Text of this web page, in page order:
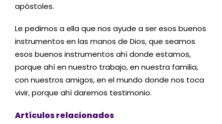
apóstoles.
Le pedimos a ella que nos ayude a ser esos buenos
instrumentos en las manos de Dios, que seamos
esos buenos instrumentos ahí donde estamos,
porque ahí en nuestro trabajo, en nuestra familia,
con nuestros amigos, en el mundo donde nos toca
vivir, porque ahí daremos testimonio.
Artículos relacionados